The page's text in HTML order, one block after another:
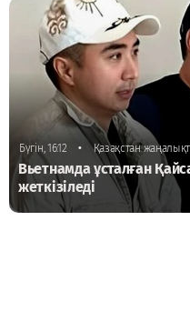
Бүгін, 16:12 • Қазақстан
Вьетнамда ұсталған
жеткізіледі